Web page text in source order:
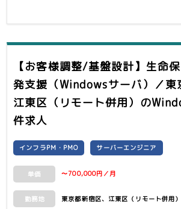
・ジョブ×15
・ディスク/バックアッ
・NW
・実行系MWT
・アダプタ製品T
・運用基盤（監視・ジ
WindowsServer、
PowerCLI、
Systemwalker
・スキル：年金システム
【お客様調整/基盤設計】生命
発支援（Windowsサーバ）／東
江東区（リモート併用） の
件求人
インフラPM・PMO サーバーエンジニア
単価 〜700,000円／月
勤務地 東京都新宿区、江東区（リモート併用）